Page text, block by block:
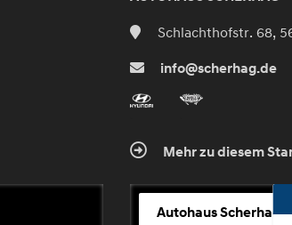
Schlachthofstr. 68,
info@scherhag.de
Mehr zu diesem
Autohaus Scherhag